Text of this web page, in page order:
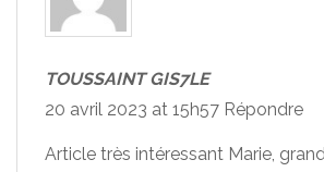
TOUSSAINT GIS7LE
20 avril 2023 at 15h57 Répondre
Article très intéressant Marie,